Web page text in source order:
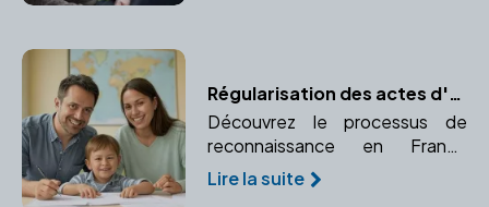
Régularisation des actes d'adoption à l'étranger : un guide pratique
Découvrez le processus de
reconnaissance en France
d'une adoption prononcée à
l'étranger. Comprendre la
Lire la suite